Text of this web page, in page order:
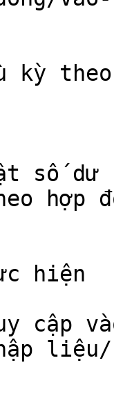
kỳ
số
hợp
hiện
cập